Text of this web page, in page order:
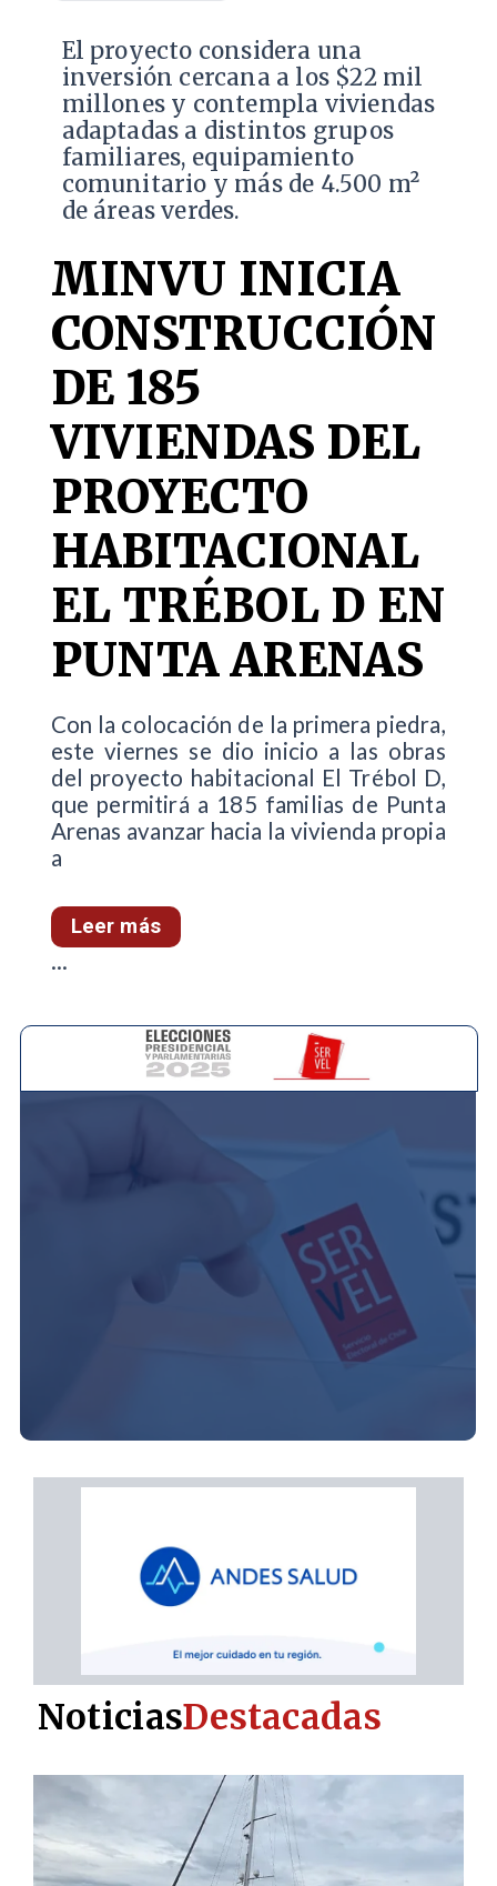
El proyecto considera una
inversión cercana a los $22 mil
millones y contempla viviendas
adaptadas a distintos grupos
familiares, equipamiento
comunitario y más de 4.500 m²
de áreas verdes.
MINVU INICIA
CONSTRUCCIÓN
DE 185
VIVIENDAS DEL
PROYECTO
HABITACIONAL
EL TRÉBOL D EN
PUNTA ARENAS
Con la colocación de la primera piedra,
este viernes se dio inicio a las obras
del proyecto habitacional El Trébol D,
que permitirá a 185 familias de Punta
Arenas avanzar hacia la vivienda propia
a
Leer más
...
NoticiasDestacadas